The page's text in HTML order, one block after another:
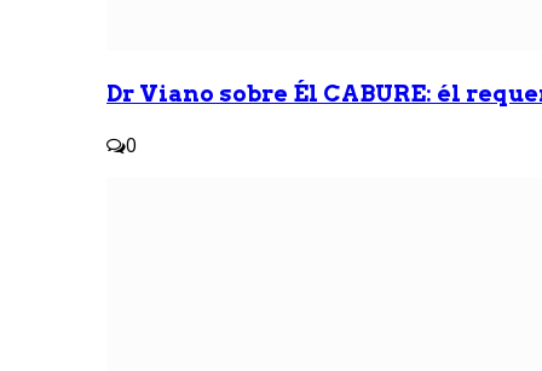
Dr Viano sobre Él CABURE: él
0